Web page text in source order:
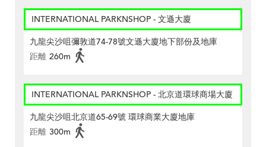
INTERNATIONAL PARKNSHOP - 文遜大廈
九龍尖沙咀彌敦道74-78號文遜大廈地下部份及地庫
距離 260m
INTERNATIONAL PARKNSHOP - 北京道環球商場大廈
九龍尖沙咀北京道65-69號 環球商業大廈地庫
距離 300m